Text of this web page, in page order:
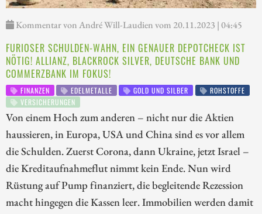
Kommentar von André Will-Laudien vom 20.11.2023 | 04:45
FURIOSER SCHULDEN-WAHN, EIN GENAUER DEPOTCHECK IST
NÖTIG! ALLIANZ, BLACKROCK SILVER, DEUTSCHE BANK UND
COMMERZBANK IM FOKUS!
FINANZEN EDELMETALLE GOLD UND SILBER
ROHSTOFFE
VERSICHERUNGEN
Von einem Hoch zum anderen – nicht nur die Aktien
haussieren, in Europa, USA und China sind es vor allem
die Schulden. Zuerst Corona, dann Ukraine, jetzt Israel –
die Kreditaufnahmeflut nimmt kein Ende. Nun wird
Rüstung auf Pump finanziert, die begleitende Rezession
macht hingegen die Kassen leer. Immobilien werden damit